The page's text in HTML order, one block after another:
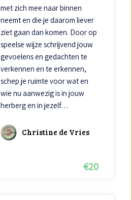
met zich mee naar binnen
neemt en die je daarom liever
ziet gaan dan komen. Door op
speelse wijze schrijvend jouw
gevoelens en gedachten te
verkennen en te erkennen,
schep je ruimte voor wat en
wie nu aanwezig is in jouw
herberg en in jezelf…
Christine de Vries
€20